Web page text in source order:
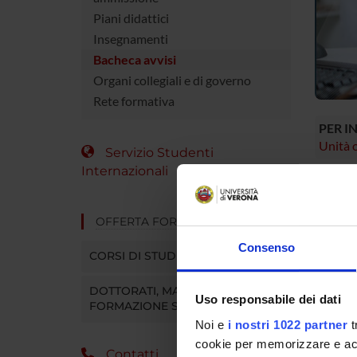
Consenso
Uso responsabile dei dati
Noi e i nostri 1022 partner
cookie per memorizzare e
Piani didattici
Insegnamenti
Bacheca avvisi
Organi collegiali e di governo
Rete formativa
Servizio Studenti
Internazionali
OFFERTA FORMATIVA
CORSI DI STUDIO
DOTTORATI, MASTER E
FORMAZIONE SUPERIORE
PER
Unità
Se
In
online,
Entra